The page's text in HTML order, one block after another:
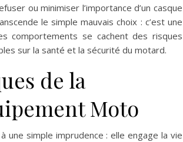
ou minimiser l’importance d’un casque
le simple mauvais choix : c’est une
comportements se cachent des risques
sur la santé et la sécurité du motard.
de la
Moto
une simple imprudence : elle engage la vie